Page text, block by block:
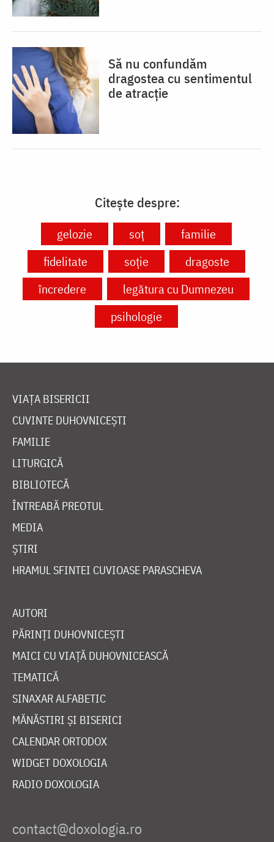
Să nu confundăm
dragostea cu sentimentul
de atracție
Citește despre:
gelozie soț
familie
fidelitate
soție
dragoste
încredere
legătura cu Dumnezeu
psihologie
VIAȚA BISERICII
CUVINTE DUHOVNICEȘTI
FAMILIE
LITURGICĂ
BIBLIOTECĂ
ÎNTREABĂ PREOTUL
MEDIA
ȘTIRI
HRAMUL SFINTEI CUVIOASE PARASCHEVA
AUTORI
PĂRINȚI DUHOVNICEȘTI
MAICI CU VIAȚĂ DUHOVNICEASCĂ
TEMATICĂ
SINAXAR ALFABETIC
MĂNĂSTIRI ȘI BISERICI
CALENDAR ORTODOX
WIDGET DOXOLOGIA
RADIO DOXOLOGIA